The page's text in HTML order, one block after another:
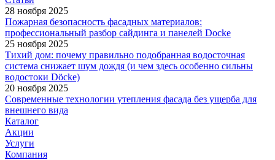
28 ноября 2025
Пожарная безопасность фасадных материалов:
профессиональный разбор сайдинга и панелей Docke
25 ноября 2025
Тихий дом: почему правильно подобранная водосточная
система снижает шум дождя (и чем здесь особенно сильны
водостоки Döcke)
20 ноября 2025
Современные технологии утепления фасада без ущерба для
внешнего вида
Каталог
Акции
Услуги
Компания